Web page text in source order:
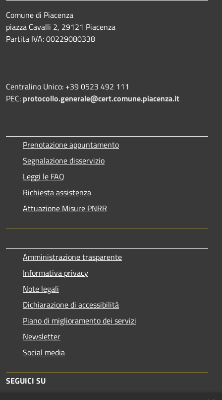
Comune di Piacenza
piazza Cavalli 2, 29121 Piacenza
Partita IVA: 00229080338
Centralino Unico: +39 0523 492 111
PEC: protocollo.generale@cert.comune.piacenza.it
Prenotazione appuntamento
Segnalazione disservizio
Leggi le FAQ
Richiesta assistenza
Attuazione Misure PNRR
Amministrazione trasparente
Informativa privacy
Note legali
Dichiarazione di accessibilità
Piano di miglioramento dei servizi
Newsletter
Social media
SEGUICI SU